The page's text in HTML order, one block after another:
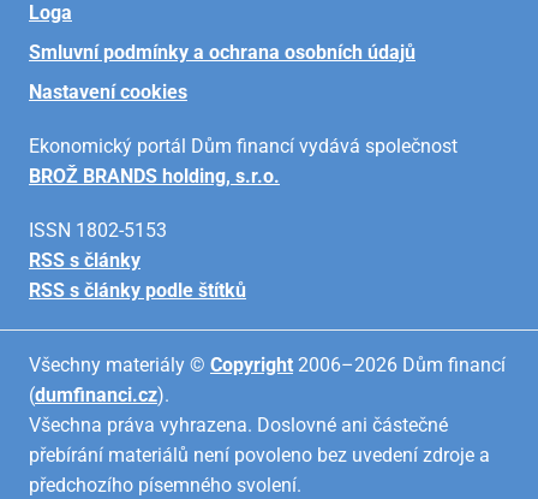
Loga
Smluvní podmínky a ochrana osobních údajů
Nastavení cookies
Ekonomický portál Dům financí vydává společnost
BROŽ BRANDS holding, s.r.o.
ISSN 1802-5153
RSS s články
RSS s články podle štítků
Všechny materiály © Copyright 2006–2026 Dům financí
(dumfinanci.cz).
Všechna práva vyhrazena. Doslovné ani částečné
přebírání materiálů není povoleno bez uvedení zdroje a
předchozího písemného svolení.